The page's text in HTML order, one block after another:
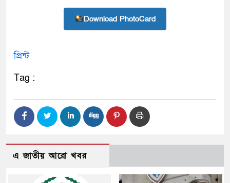
Download PhotoCard
প্রিন্ট
Tag :
এ জাতীয় আরো খবর